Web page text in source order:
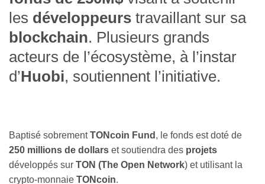
les développeurs travaillant sur sa
blockchain. Plusieurs grands
acteurs de l’écosystème, à l’instar
d’Huobi, soutiennent l’initiative.
Baptisé sobrementTONcoin Fund , le fonds est doté de
250 millions de dollars et soutiendra des projets
développés sur TON (The Open Network) et utilisant la
crypto-monnaie TONcoin.